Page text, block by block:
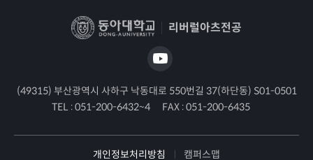
리버럴아츠전공
(49315) 부산광역시 사하구 낙동대로 550번길 37(하단동) S01-0501
TEL :051-200-6432~4 FAX :051-200-6435
개인정보처리방침 캠퍼스맵